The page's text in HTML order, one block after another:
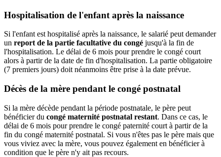
Hospitalisation de l'enfant après la naissance
Si l'enfant est hospitalisé après la naissance, le salarié peut demander
un report de la partie facultative du congé jusqu'à la fin de
l'hospitalisation. Le délai de 6 mois pour prendre le congé court
alors à partir de la date de fin d'hospitalisation. La partie obligatoire
(7 premiers jours) doit néanmoins être prise à la date prévue.
Décès de la mère pendant le congé postnatal
Si la mère décède pendant la période postnatale, le père peut
bénéficier du congé maternité postnatal restant. Dans ce cas, le
délai de 6 mois pour prendre le congé paternité court à partir de la
fin du congé maternité postnatal. Si vous n'êtes pas le père mais que
vous viviez avec la mère, vous pouvez également en bénéficier à
condition que le père n'y ait pas recours.